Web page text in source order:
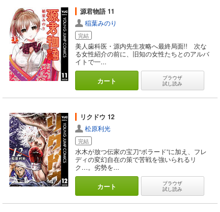
源君物語 11
稲葉みのり
完結
美人歯科医・源内先生攻略へ最終局面!! 次な
る女性紹介の前に、旧知の女性たちとのアルバ
イトで一...
カート
ブラウザ
試し読み
リクドウ 12
松原利光
完結
水木が放つ伝家の宝刀“ボラード”に加え、フレ
ディの変幻自在の策で苦戦を強いられるリ
ク…。劣勢を...
カート
ブラウザ
試し読み